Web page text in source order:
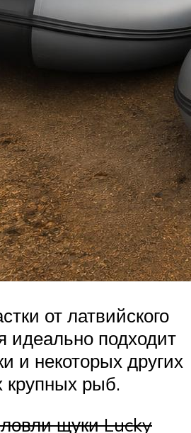
от латвийского
идеально подходит
и некоторых других
рыб.
щуки Lucky